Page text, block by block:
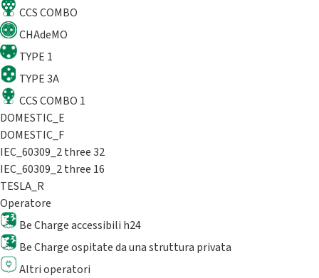
CCS COMBO
CHAdeMO
TYPE 1
TYPE 3A
CCS COMBO 1
DOMESTIC_E
DOMESTIC_F
IEC_60309_2 three 32
IEC_60309_2 three 16
TESLA_R
Operatore
Be Charge accessibili h24
Be Charge ospitate da una struttura privata
Altri operatori